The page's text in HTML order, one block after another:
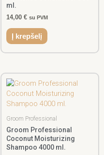
ml.
14,00 € su PVM
Į krepšelį
Groom Professional
Groom Professional
Coconut Moisturizing
Shampoo 4000 ml.